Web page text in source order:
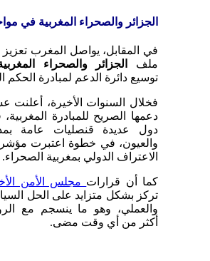
الجزائر والصحراء المغربية في
في المقابل، يواصل المغرب
ملف
الجزائر والصحراء
توسيع دائرة الدعم لمبادرة الحكم
فخلال السنوات الأخيرة، أعلنت
دعمها الصريح للمبادرة
دول عديدة قنصليات عامة
والعيون، في خطوة اعتبرت
الاعتراف الدولي بمغربية الصحراء.
كما أن قرارات مجلس الأمن
تركز بشكل متزايد على الحل
والعملي، وهو ما ينسجم مع
أكثر من أي وقت مضى.